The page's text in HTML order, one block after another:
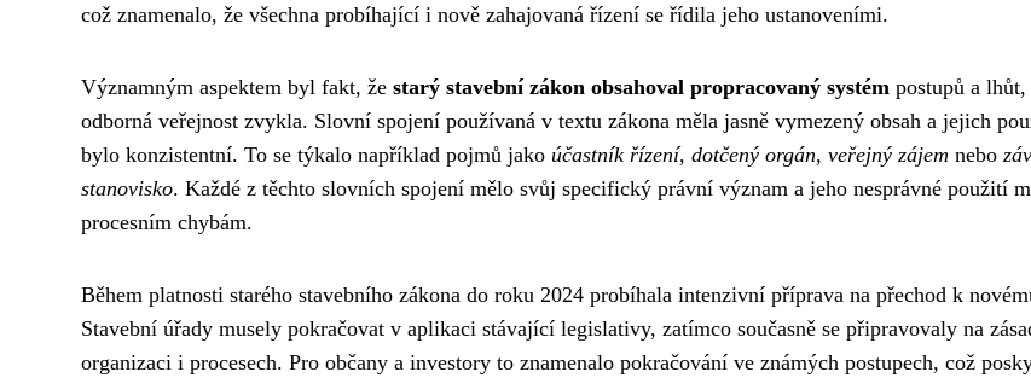
což znamenalo, že všechna probíhající i nově zahajovaná řízení se řídila jeho ustanoveními.
Významným aspektem byl fakt, že starý stavební zákon obsahoval propracovaný systém postupů a
odborná veřejnost zvykla. Slovní spojení používaná v textu zákona měla jasně vymezený obsah a jejich
bylo konzistentní. To se týkalo například pojmů jako účastník řízení, dotčený orgán, veřejný zájem nebo
stanovisko. Každé z těchto slovních spojení mělo svůj specifický právní význam a jeho nesprávné použití
procesním chybám.
Během platnosti starého stavebního zákona do roku 2024 probíhala intenzivní příprava na přechod k
Stavební úřady musely pokračovat v aplikaci stávající legislativy, zatímco současně se připravovaly na
organizaci i procesech. Pro občany a investory to znamenalo pokračování ve známých postupech, což